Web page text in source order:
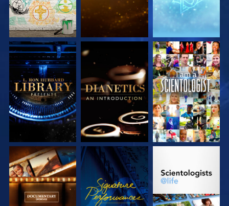
DÉCOUVRIR LES
SÉRIES
DÉCOUVRIR LES
SÉRIES
REGARDER
DÉCOUVRIR LES
SÉRIES
REGARDER
DÉCOUVRIR LES